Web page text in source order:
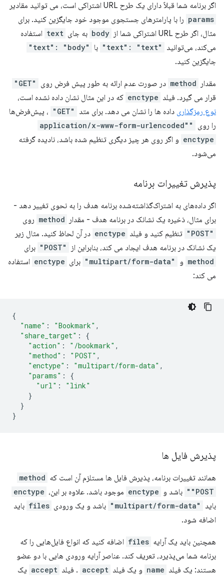
اگر برنامه شما قبلاً دارای یک طرح URL اشتراکی است، می توانید مقادیر
params را با پارامترهای جستجوی موجود خود جایگزین کنید. برای
مثال، اگر طرح URL اشتراکی شما از
body به جای text استفاده
می‌کند، می‌توانید
"text": "text" با "text": "body"
جایگزین کنید.
مقدار method در صورت عدم ارائه به طور پیش فرض روی "GET"
قرار می گیرد. فیلد enctype که در این مثال نشان داده نشده است،
نوع رمزگذاری داده ها را نشان می دهد. برای متد "GET"
، پیش‌فرض‌ها
را روی
"application/x-www-form-urlencoded"
enctype و اگر روی هر چیز دیگری تنظیم شده باشد، نادیده گرفته
می‌شود.
پذیرش تغییرات برنامه
اگر داده‌های به اشتراک‌گذاشته‌شده برنامه هدف را به نحوی تغییر دهد -
برای مثال، ذخیره یک نشانک در برنامه هدف - مقدار
method روی
"POST" تنظیم کنید و فیلد enctype در آن لحاظ کنید. مثال زیر
یک نشانک در برنامه هدف ایجاد می کند، بنابراین از
"POST" برای
method و "multipart/form-data" برای enctype استفاده
می کند:
{
"name" : "Bookmark" ,
"share_target" :
{
"action" : "/bookmark" ,
"method" : "POST" ,
"enctype" : "multipart/form-data" ,
"params" :
{
"url" :
"link"
}
}
}
پذیرش فایل ها
همانند تغییرات برنامه، پذیرش فایل ها مستلزم آن است که method
"POST"
باشد و enctype موجود باشد. علاوه بر این، enctype
باید "multipart/form-data" باشد و یک ورودی files باید
اضافه شود.
همچنین باید یک آرایه files اضافه کنید که انواع فایل‌هایی را که
برنامه شما می‌پذیرد، تعریف کند. عناصر آرایه ورودی هایی با دو عضو
هستند: یک فیلد name و یک فیلد accept . فیلد accept یک